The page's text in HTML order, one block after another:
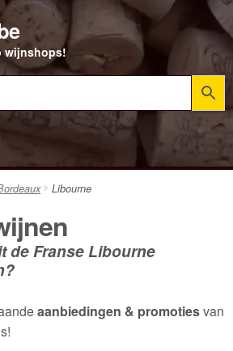
wijnshops!
Home
Alle Wijnen
Rode wijn
Witte wijn
Libourne
de Franse Libourne
aanbiedingen & promotiesvan